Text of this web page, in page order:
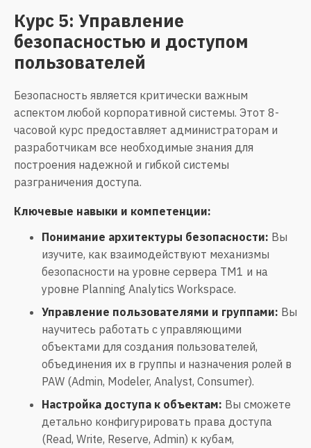
Курс 5: Управление
безопасностью и доступом
пользователей
Безопасность является критически важным
аспектом любой корпоративной системы. Этот 8-
часовой курс предоставляет администраторам и
разработчикам все необходимые знания для
построения надежной и гибкой системы
разграничения доступа.
Ключевые навыки и компетенции:
Понимание архитектуры безопасности: Вы
изучите, как взаимодействуют механизмы
безопасности на уровне сервера TM1 и на
уровне Planning Analytics Workspace.
Управление пользователями и группами: Вы
научитесь работать с управляющими
объектами для создания пользователей,
объединения их в группы и назначения ролей в
PAW (Admin, Modeler, Analyst, Consumer).
Настройка доступа к объектам: Вы сможете
детально конфигурировать права доступа
(Read, Write, Reserve, Admin) к кубам,